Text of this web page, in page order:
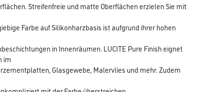
Streifenfreie und matte Oberflächen erzielen Sie mit
Farbe auf Silikonharzbasis ist aufgrund ihrer hohen
in Innenräumen. LUCITE Pure Finish eignet
im
Glasgewebe, Malervlies und mehr. Zudem